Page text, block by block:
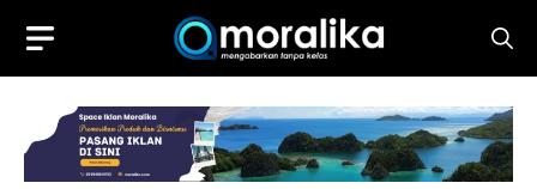
content